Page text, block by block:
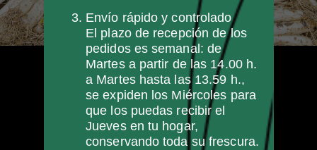
Envío rápido y controlado
El plazo de recepción de los
pedidos es semanal: de
Martes a partir de las 14.00 h.
a Martes hasta las 13.59 h.,
se expiden los Miércoles para
que los puedas recibir el
Jueves en tu hogar,
conservando toda su frescura.